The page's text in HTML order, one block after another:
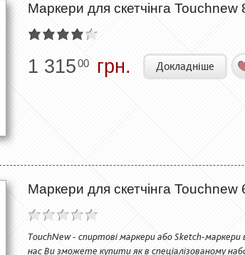
Маркери для скетчінга Touchnew
1 31500 грн. Докладніше
Маркери для скетчінга Touchnew
TouchNew - спиртові маркери або Sketch-
нас Ви зможете купити як в спеціалізованому